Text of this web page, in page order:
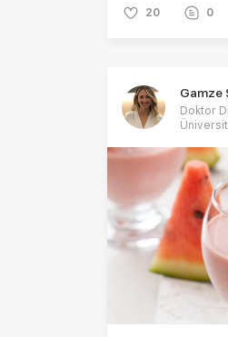
dokusu,
bu erik
başlangıç
yaratan bu
ulaşmak için
20 0
Gamze
Doktor